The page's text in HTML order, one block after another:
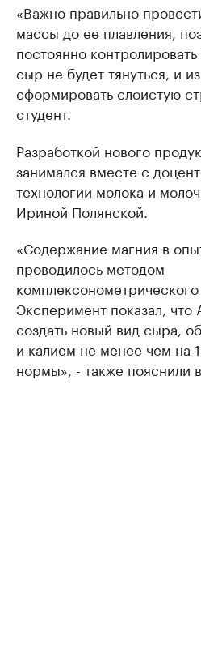
«Важно правильно
массы до ее плавления,
постоянно
сыр не будет тянуться, и
сформировать слоистую
студент.
Разработкой нового
занимался вместе с
технологии молока и
Ириной Полянской.
«Содержание магния в
проводилось методом
Эксперимент показал, что
создать новый вид сыра,
и калием не менее чем на
нормы», - также пояснили